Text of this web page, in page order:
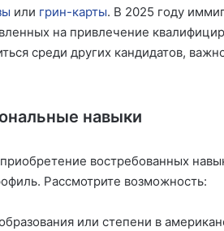
или грин-карты. В 2025 году
на привлечение
среди других кандидатов,
навыки
востребованных
Рассмотрите возможность:
или степени в